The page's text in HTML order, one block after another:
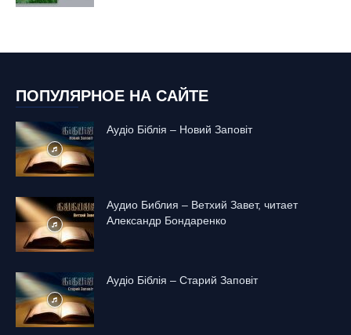
ПОПУЛЯРНОЕ НА САЙТЕ
Аудіо Біблія – Новий Заповіт
Аудио Библия – Ветхий Завет, читает
Александр Бондаренко
Аудіо Біблія – Старий Заповіт